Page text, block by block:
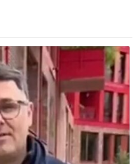
エリーデザイナー、